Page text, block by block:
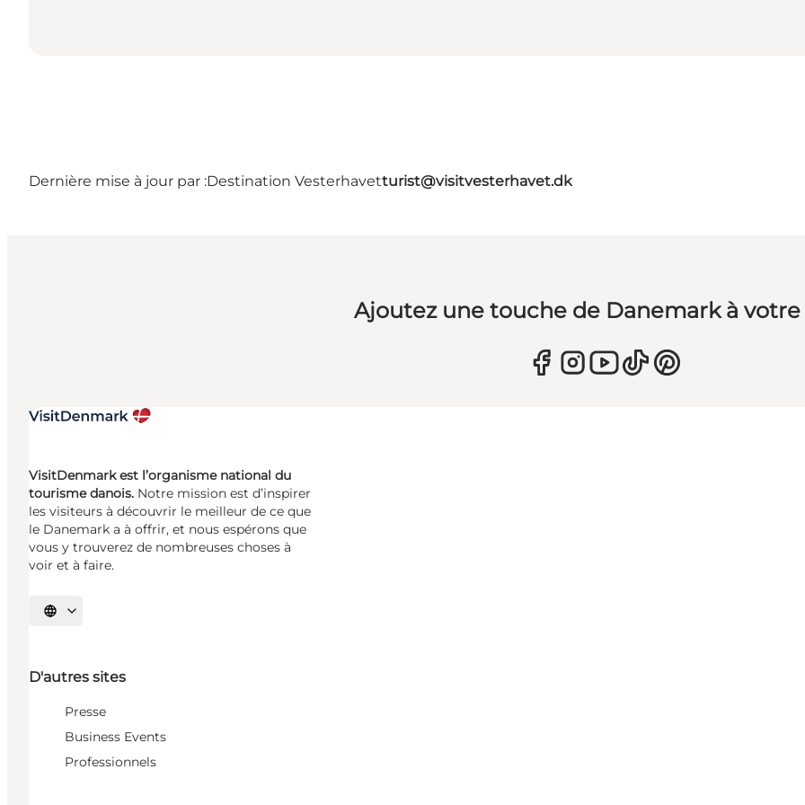
Dernière mise à jour par :Destination Vesterhavetturist@visitvesterhavet.dk
Ajoutez une touche de Danemark à
VisitDenmark est l’organisme national du
tourisme danois. Notre mission est d’inspirer
les visiteurs à découvrir le meilleur de ce que
le Danemark a à offrir, et nous espérons que
vous y trouverez de nombreuses choses à
voir et à faire.
Choisissez la langue
D'autres sites
Presse
Business Events
Professionnels